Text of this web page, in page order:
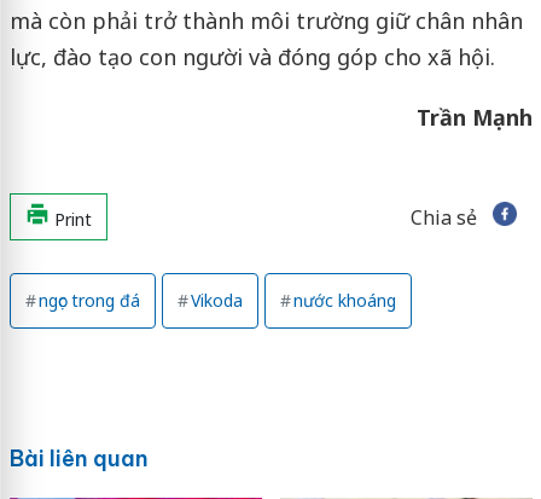
mà còn phải trở thành môi trường giữ chân nhân
lực, đào tạo con người và đóng góp cho xã hội.
Trần Mạnh
Print Chia sẻ
ngọc trong đá Vikoda nước khoáng
Bài liên quan